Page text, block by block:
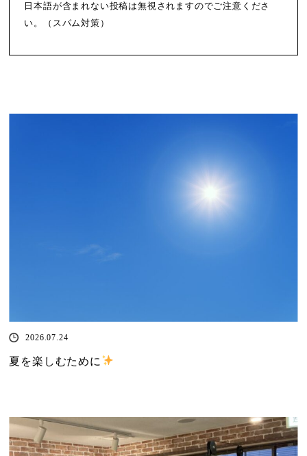
日本語が含まれない投稿は無視されますのでご注意くださ
い。（スパム対策）
2026.07.24
夏を楽しむために